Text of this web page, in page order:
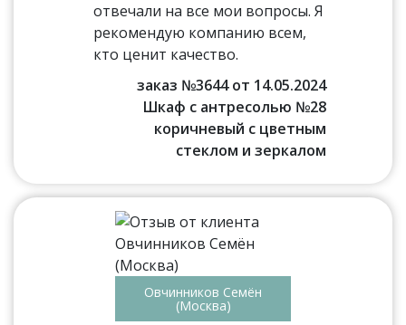
отвечали на все мои вопросы. Я
рекомендую компанию всем,
кто ценит качество.
заказ №3644 от 14.05.2024
Шкаф с антресолью №28
коричневый с цветным
стеклом и зеркалом
Овчинников Семён
(Москва)